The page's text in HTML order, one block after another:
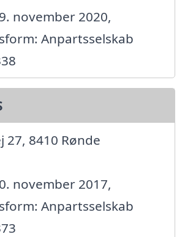
november 2020,
Anpartsselskab
27, 8410 Rønde
november 2017,
Anpartsselskab